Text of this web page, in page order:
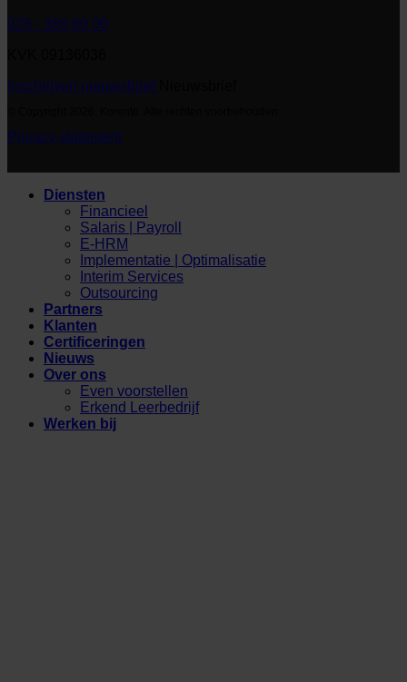
026 - 389 89 00
Inschrijven nieuwsbrief
Privacy statement
Diensten
Financieel
Salaris | Payroll
E-HRM
Implementatie | Optimalisatie
Interim Services
Outsourcing
Partners
Klanten
Certificeringen
Nieuws
Over ons
Even voorstellen
Erkend Leerbedrijf
Werken bij